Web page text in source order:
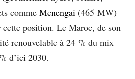
comme Menengai (465 MW)
position. Le Maroc, de son
renouvelable à 24 % du mix
d’ici 2030.